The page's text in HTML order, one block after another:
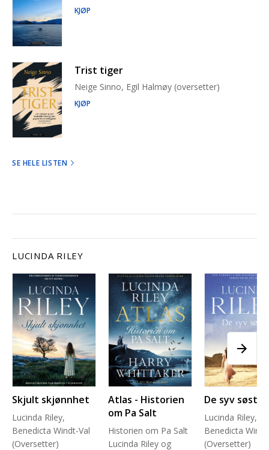
KJØP
Trist tiger
Neige Sinno, Egil Halmøy (oversetter)
KJØP
SE HELE LISTEN
LUCINDA RILEY
Skjult skjønnhet
Lucinda Riley,
Benedicta Windt-Val
(Oversetter)
Atlas - Historien
om Pa Salt
Historien om Pa Salt
Lucinda Riley og
De syv søstre
Lucinda Riley,
Benedicta
(Oversetter)